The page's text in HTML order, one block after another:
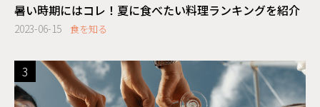
暑い時期にはコレ！夏に食べたい料理ランキングを紹介
2023-06-15 食を知る